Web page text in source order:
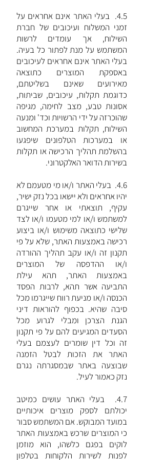
4.5. בעלי האתר אינם אחראים על
זמני המשלוח ועיכובים של חברת
השילוח, אך עומדים לרשות
המשתמש על מנת לפתור כל בעיה.
בעלי האתר אינם אחראים לעיכובים
באספקת המוצרים כתוצאה
מאירועים שאינם בשליטתם,
כדוגמת תקלות, עיכובים, שביתות,
אסונות טבע, מצב לחימה, מגיפה
שהוכרזה על ידי הרשויות וכד' ומנעה
השילוח, תקלות במערכת המחשוב
או במערכות הטלפונים שיפגעו
בהשלמת תהליך הרכישה או תקלות
בשירות הדואר האלקטרוני.
4.6. בעלי האתר ו/או מי מטעמם לא
יהיו אחראים ולא יישאו בכל נזק ישיר,
עקיף, תוצאתי או אחר שייגרם
למשתמש ו/או למי מטעמו ו/או לצד
שלישי כתוצאה משימוש ו/או ביצוע
רכישה באמצעות האתר, שלא על פי
תקנון זה ו/או עקב תהליך ההורדה
ו/או ההדפסה של המוצרים
באמצעות האתר, תהא עילת
התביעה אשר תהא, לרבות הפסד
הכנסה ו/או מניעת רווח שייגרמו מכל
סיבה שהיא. בכפוף להוראות דיני
הגנת הצרכן ומבלי לגרוע מכל
הסעדים המגיעים להם על פי תקנון
זה וכל דין שומרים לעצמם בעלי
האתר את הזכות לבטל הזמנה
שבוצעה באתר שבמסגרתה נגרם
נזק כאמור לעיל.
4.7. בעלי האתר עושים כמיטב
יכולתם לספק מוצרים איכותיים
במועד המבוקש. אם המשתמש סבור
כי המוצרים שרכש באמצעות האתר
לוקים בפגם כלשהו, הוא מוזמן
לפנות לשירות הלקוחות בטלפון